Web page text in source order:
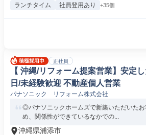
ランチタイム 社員登用あり +35個
正社員
【 沖縄/リフォーム提案営業】安定
日/未経験歓迎 不動産個人営業
パナソニック リフォーム株式会社
◎パナソニックホームズで新築いただいた
め、関係性ができているなかでの...
沖縄県浦添市